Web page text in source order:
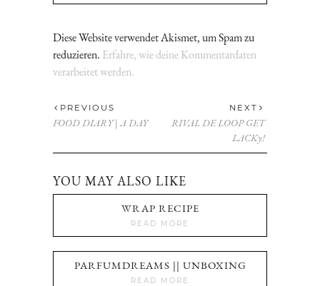
Diese Website verwendet Akismet, um Spam zu
reduzieren. Erfahre, wie deine Kommentardaten
verarbeitet werden.
PREVIOUS
FOOD DIARY | A DAY
NEXT
RIVAL DE LOOP GET
LACKy!
YOU MAY ALSO LIKE
WRAP RECIPE
READ MORE
PARFUMDREAMS || UNBOXING
READ MORE